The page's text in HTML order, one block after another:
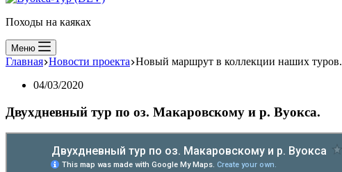
Походы на каяках
Меню
Главная Новости проекта Новый маршрут в коллекции наших туров.
04/03/2020
Двухдневный тур по оз. Макаровскому и р. Вуокса.